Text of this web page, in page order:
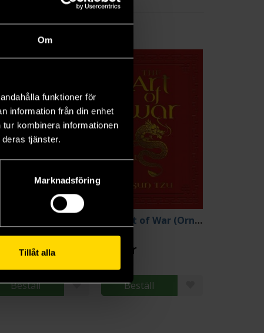
Om
funktioner för
information från din enhet
kombinera informationen
tjänster.
Marknadsföring
Tillåt alla
Tzu
kr
Beställ
The Art of War (Ornate Classics)
Sun Tzu
159 kr
Beställ